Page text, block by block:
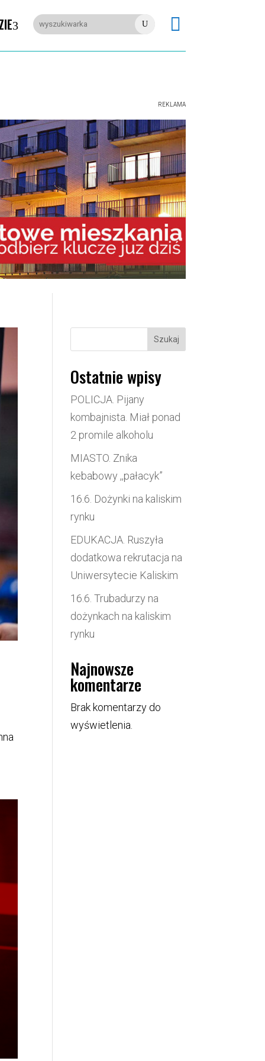
U 
REKLAMA
Szukaj
Ostatnie wpisy
POLICJA. Pijany
kombajnista. Miał ponad
2 promile alkoholu
MIASTO. Znika
kebabowy ,,pałacyk”
16.6. Dożynki na kaliskim
rynku
EDUKACJA. Ruszyła
dodatkowa rekrutacja na
Uniwersytecie Kaliskim
16.6. Trubadurzy na
dożynkach na kaliskim
rynku
Najnowsze
komentarze
Brak komentarzy do
wyświetlenia.